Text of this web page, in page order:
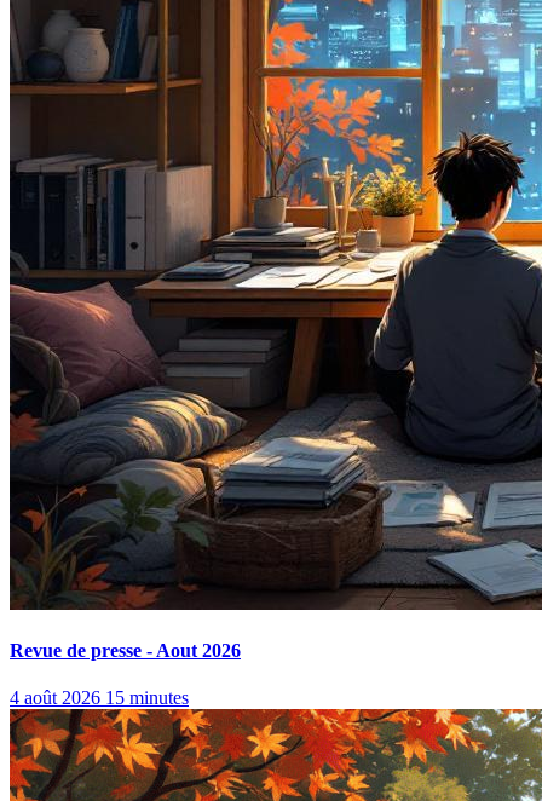
Revue de presse - Aout 2026
4 août 2026 15 minutes